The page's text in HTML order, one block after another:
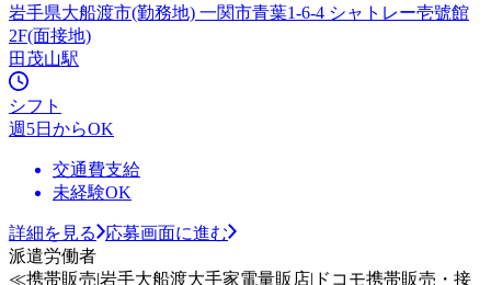
岩手県大船渡市(勤務地) 一関市青葉1-6-4 シャトレー壱號館
2F(面接地)
田茂山駅
シフト
週5日からOK
交通費支給
未経験OK
詳細を見る
応募画面に進む
派遣労働者
≪携帯販売|岩手大船渡大手家電量販店|ドコモ携帯販売・接